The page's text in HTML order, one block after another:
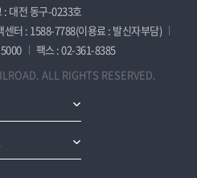
: 대전 동구-0233호
센터 : 1588-7788(이용료 : 발신자부담)
팩스 : 02-361-8385
ALL RIGHTS RESERVED.